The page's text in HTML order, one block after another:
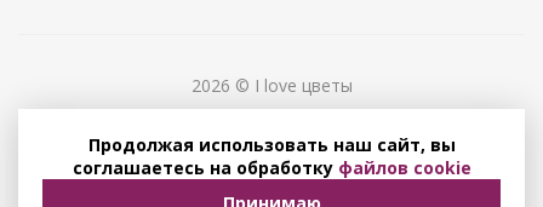
2026 © I love цветы
Политика конфиденциальности
Соглашение на обработку персональных данных
Продолжая использовать наш сайт, вы
соглашаетесь на обработку файлов cookie